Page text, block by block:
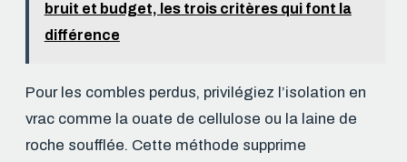
bruit et budget, les trois critères qui font la
différence
Pour les combles perdus, privilégiez l’isolation en
vrac comme la ouate de cellulose ou la laine de
roche soufflée. Cette méthode supprime